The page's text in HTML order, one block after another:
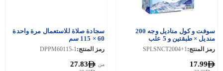
سوفت و كول مناديل وجه 200
منديل × طبقتين و 5 علب
رمز المنتج:SPLSNCT2004+1
17.99
سجادة صلاة للاستعمال مرة واحدة
60 × 115 سم
رمز المنتج:DPPM60115-1
من 27.83